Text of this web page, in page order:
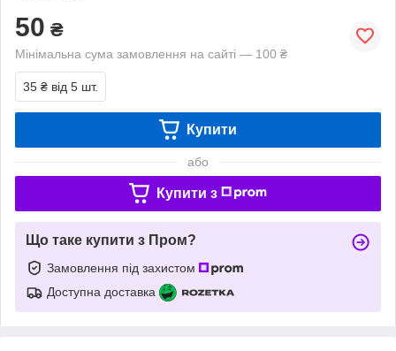
50 ₴
Мінімальна сума замовлення на сайті — 100 ₴
35 ₴ від 5 шт.
Купити
або
Купити з
Що таке купити з Пром?
Замовлення під захистом
Доступна доставка